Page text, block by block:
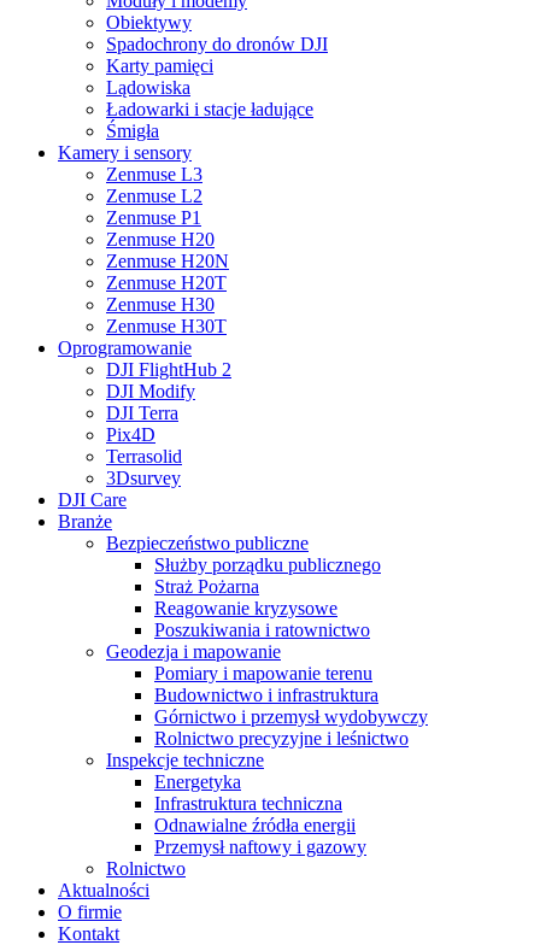
Obiektywy
Spadochrony do dronów DJI
Karty pamięci
Lądowiska
Ładowarki i stacje ładujące
Śmigła
Kamery i sensory
Zenmuse L3
Zenmuse L2
Zenmuse P1
Zenmuse H20
Zenmuse H20N
Zenmuse H20T
Zenmuse H30
Zenmuse H30T
Oprogramowanie
DJI FlightHub 2
DJI Modify
DJI Terra
Pix4D
Terrasolid
3Dsurvey
DJI Care
Branże
Bezpieczeństwo publiczne
Służby porządku publicznego
Straż Pożarna
Reagowanie kryzysowe
Poszukiwania i ratownictwo
Geodezja i mapowanie
Pomiary i mapowanie terenu
Budownictwo i infrastruktura
Górnictwo i przemysł wydobywczy
Rolnictwo precyzyjne i leśnictwo
Inspekcje techniczne
Energetyka
Infrastruktura techniczna
Odnawialne źródła energii
Przemysł naftowy i gazowy
Rolnictwo
Aktualności
O firmie
Kontakt